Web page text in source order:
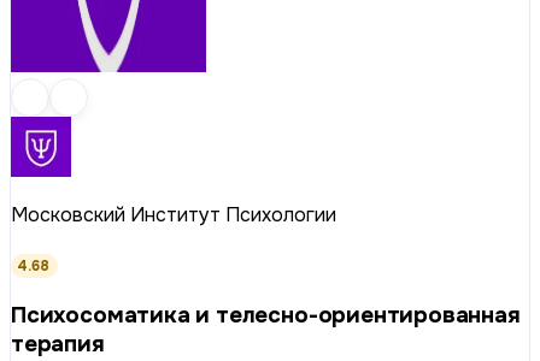
Московский Институт Психологии
4.68
Психосоматика и телесно-ориентированная
терапия